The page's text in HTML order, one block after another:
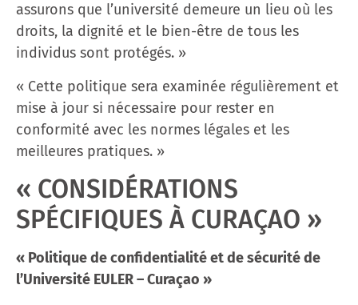
assurons que l’université demeure un lieu où les
droits, la dignité et le bien-être de tous les
individus sont protégés. »
« Cette politique sera examinée régulièrement et
mise à jour si nécessaire pour rester en
conformité avec les normes légales et les
meilleures pratiques. »
« CONSIDÉRATIONS
SPÉCIFIQUES À CURAÇAO »
« Politique de confidentialité et de sécurité de
l’Université EULER – Curaçao »